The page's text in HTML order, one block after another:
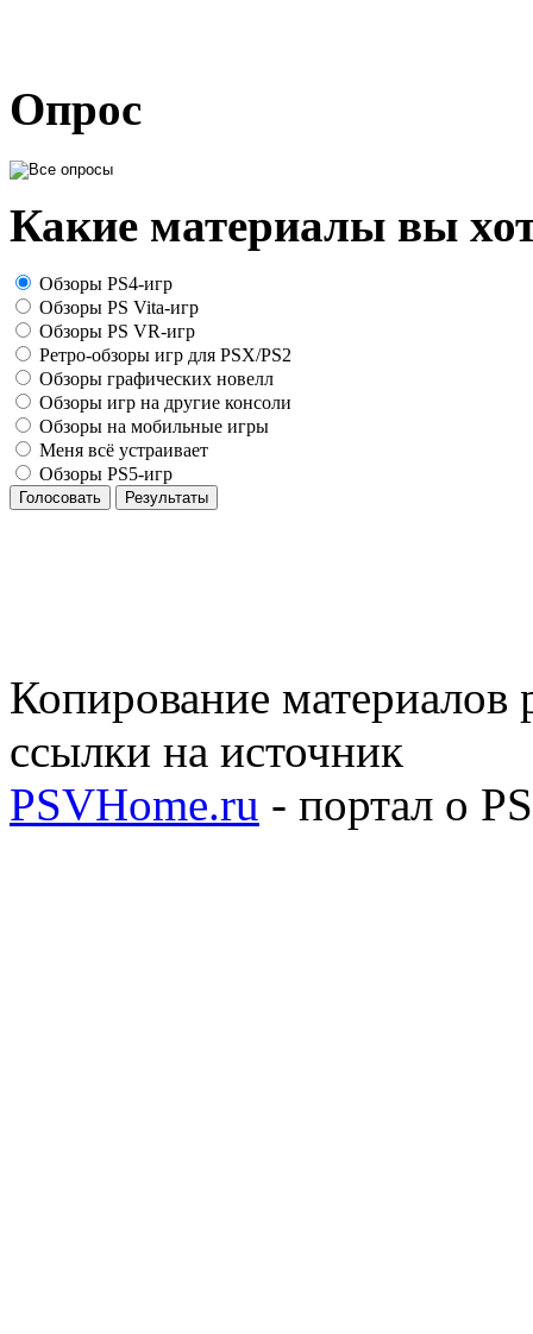
Опрос
Какие материалы вы
Обзоры PS4-игр
Обзоры PS Vita-игр
Обзоры PS VR-игр
Ретро-обзоры игр для PSX/PS2
Обзоры графических новелл
Обзоры игр на другие консоли
Обзоры на мобильные игры
Меня всё устраивает
Обзоры PS5-игр
Голосовать Результаты
Копирование материалов
ссылки на источник
PSVHome.ru - портал о